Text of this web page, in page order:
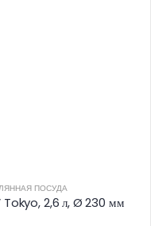
ПОСУДА
Tokyo, 2,6 л, Ø 230 мм